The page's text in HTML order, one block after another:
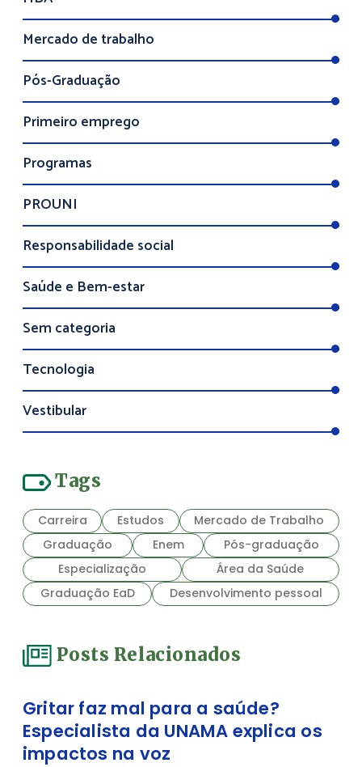
Mercado de trabalho
Pós-Graduação
Primeiro emprego
Programas
PROUNI
Responsabilidade social
Saúde e Bem-estar
Sem categoria
Tecnologia
Vestibular
Tags
Carreira Estudos
Mercado de Trabalho
Graduação
Enem
Pós-graduação
Especialização
Área da Saúde
Graduação EaD
Desenvolvimento pessoal
Posts Relacionados
Gritar faz mal para a saúde?
Especialista da UNAMA explica os
impactos na voz